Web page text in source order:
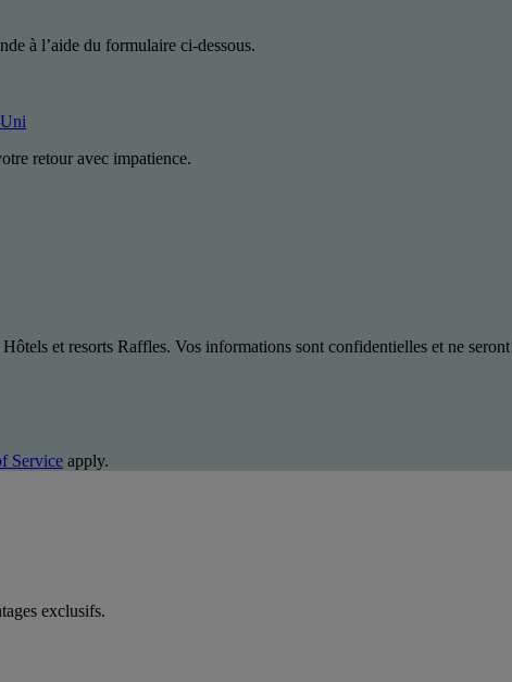
à l’aide du formulaire ci-dessous.
retour avec impatience.
Hôtels et resorts Raffles. Vos informations sont confidentielles et ne
Service apply.
exclusifs.